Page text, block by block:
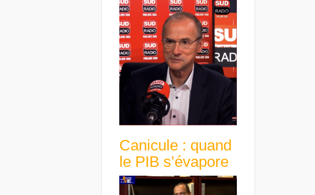
Canicule : quand
le PIB s’évapore